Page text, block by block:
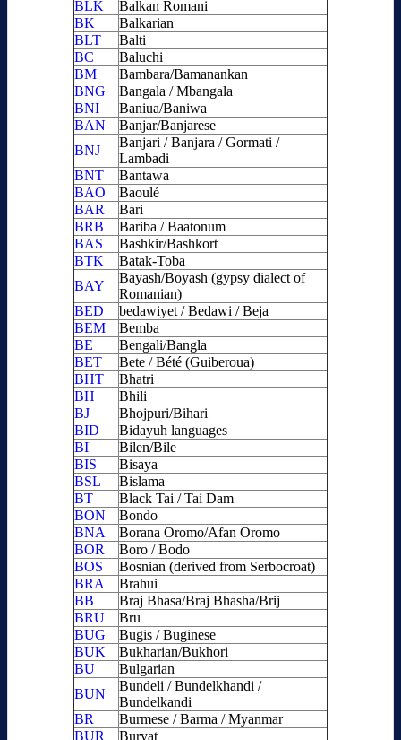
BLK
Balkan Romani
BK
Balkarian
BLT
Balti
BC
Baluchi
BM
Bambara/Bamanankan
BNG
Bangala / Mbangala
BNI
Baniua/Baniwa
BAN
Banjar/Banjarese
BNJ
Banjari / Banjara / Gormati /
Lambadi
BNT
Bantawa
BAO
Baoulé
BAR
Bari
BRB
Bariba / Baatonum
BAS
Bashkir/Bashkort
BTK
Batak-Toba
BAY
Bayash/Boyash (gypsy dialect of
Romanian)
BED
bedawiyet / Bedawi / Beja
BEM
Bemba
BE
Bengali/Bangla
BET
Bete / Bété (Guiberoua)
BHT
Bhatri
BH
Bhili
BJ
Bhojpuri/Bihari
BID
Bidayuh languages
BI
Bilen/Bile
BIS
Bisaya
BSL
Bislama
BT
Black Tai / Tai Dam
BON
Bondo
BNA
Borana Oromo/Afan Oromo
BOR
Boro / Bodo
BOS
Bosnian (derived from Serbocroat)
BRA
Brahui
BB
Braj Bhasa/Braj Bhasha/Brij
BRU
Bru
BUG
Bugis / Buginese
BUK
Bukharian/Bukhori
BU
Bulgarian
BUN
Bundeli / Bundelkhandi /
Bundelkandi
BR
Burmese / Barma / Myanmar
BUR
Buryat